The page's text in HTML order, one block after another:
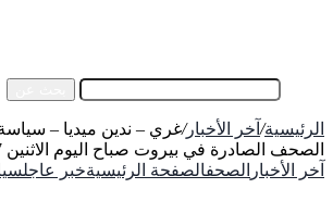
الرئيسية/ آخر الأخبار/غري – ندين ميديا –
الصحف الصادرة في بيروت صباح اليوم الاثنين 27 شباط 2017
آخر الأخبار الصحفالصفحة الرئيسيةخبر عاجل